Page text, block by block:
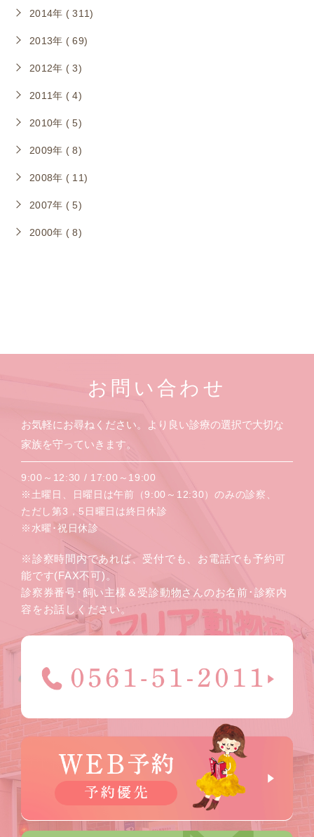
2014年 ( 311)
2013年 ( 69)
2012年 ( 3)
2011年 ( 4)
2010年 ( 5)
2009年 ( 8)
2008年 ( 11)
2007年 ( 5)
2000年 ( 8)
お問い合わせ
お気軽にお尋ねください。より良い診療の選択で大切な
家族を守っていきます。
9:00～12:30 / 17:00～19:00
※土曜日、日曜日は午前（9:00～12:30）のみの診察、
ただし第3，5日曜日は終日休診
※水曜･祝日休診
※診察時間内であれば、受付でも、お電話でも予約可
能です(FAX不可)。
診察券番号･飼い主様＆受診動物さんのお名前･診察内
容をお話しください。